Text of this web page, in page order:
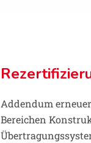
Addendum
Bereichen